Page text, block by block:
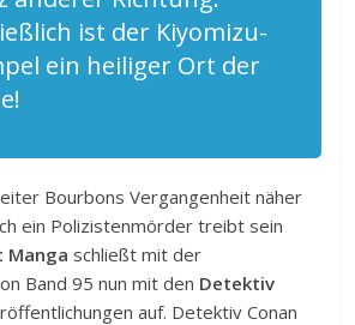
ist der Kiyomizu-
ein heiliger Ort der
Bourbons Vergangenheit näher
ein Polizistenmörder treibt sein
Manga schließt mit der
Band 95 nun mit den Detektiv
auf. Detektiv Conan